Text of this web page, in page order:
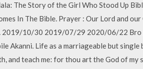
The Story of the Girl Who Stood Up
In The Bible. Prayer : Our Lord and our
2019/10/30 2019/07/29 2020/06/22 Bro
Akanni. Life as a marriageable but single
and teach me: for thou art the God of my